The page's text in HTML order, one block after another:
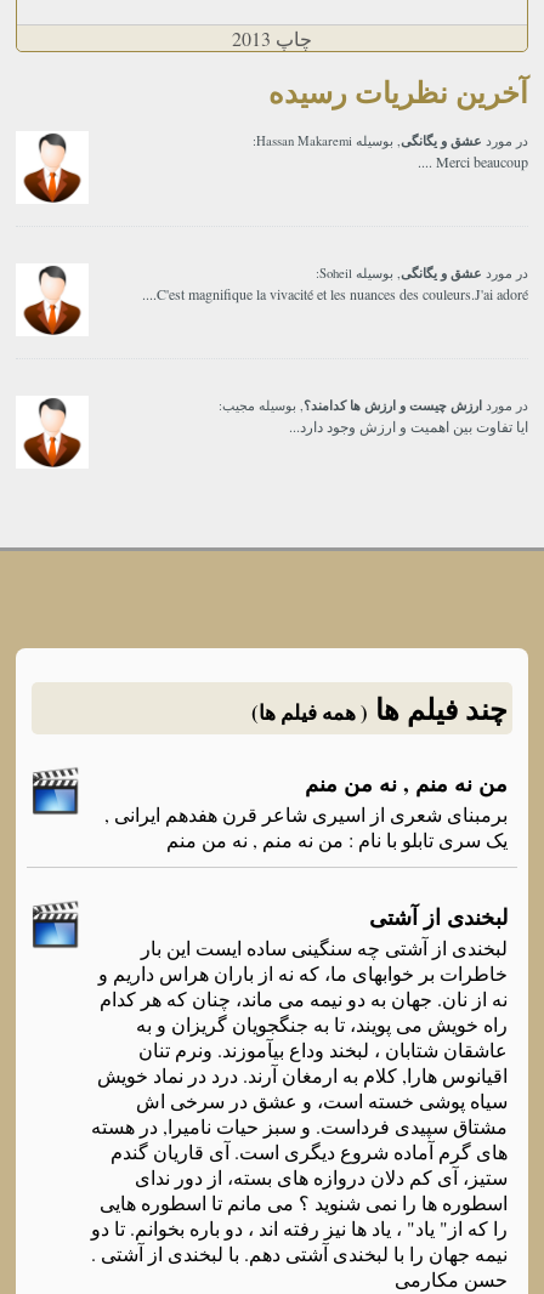
چاپ 2013
آخرین نظریات رسیده
در مورد عشق و یگانگی, بوسیله Hassan Makaremi:
Merci beaucoup ....
در مورد عشق و یگانگی, بوسیله Soheil:
C'est magnifique la vivacité et les nuances des couleurs.J'ai adoré....
در موردارزش چیست و ارزش ها کدامند؟, بوسیله مجیب:
ایا تفاوت بین اهمیت و ارزش وجود دارد...
چند فیلم ها ( همه فیلم ها)
من نه منم , نه من منم
برمبنای شعری از اسیری شاعر قرن هفدهم ایرانی ,
یک سری تابلو با نام : من نه منم , نه من منم
لبخندی از آشتی
لبخندی از آشتی چه سنگینی ساده ایست این بار
خاطرات بر خوابهای ما، که نه از باران هراس داریم و
نه از نان. جهان به دو نیمه می ماند، چنان که هر کدام
راه خویش می پویند، تا به جنگجویان گریزان و به
عاشقان شتابان ، لبخند وداع بیآموزند. ونرم تنان
اقیانوس هارا, کلام به ارمغان آرند. درد در نماد خویش
سیاه پوشی خسته است، و عشق در سرخی اش
مشتاق سپیدی فرداست. و سبز حیات نامیرا, در هسته
های گرم آماده شروع دیگری است. آی قاریان گندم
ستیز، آی کم دلان دروازه های بسته، از دور ندای
اسطوره ها را نمی شنوید ؟ می مانم تا اسطوره هایی
را که از" یاد" ، یاد ها نیز رفته اند ، دو باره بخوانم. تا دو
نیمه جهان را با لبخندی آشتی دهم. با لبخندی از آشتی .
حسن مکارمی